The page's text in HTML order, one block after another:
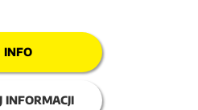
INFO
INFORMACJI